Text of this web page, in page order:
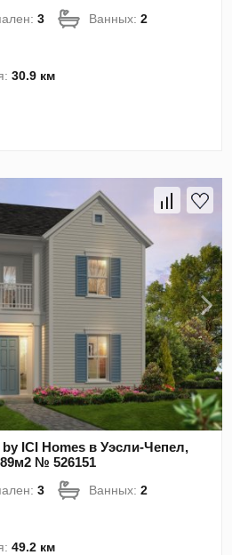
3 Ванных:2
30.9 км
ICI Homes в Уэсли-Чепел,
№ 526151
3 Ванных:2
49.2 км